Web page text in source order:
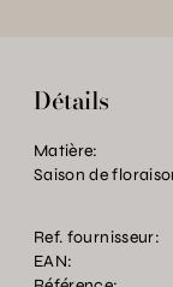
Détails
Matière:
Saison de
Ref. fournisseur:
EAN: